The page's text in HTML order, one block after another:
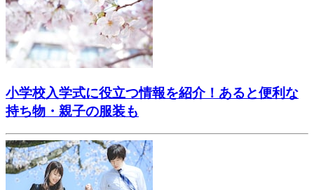
小学校入学式に役立つ情報を紹介！あると便利な
持ち物・親子の服装も